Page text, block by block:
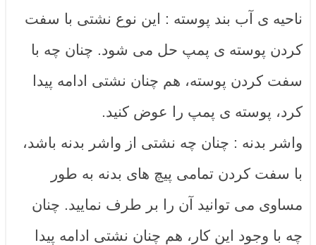
ناحیه ی آب بند پوسته : این نوع نشتی با سفت
کردن پوسته ی پمپ حل می شود. چنان چه با
سفت کردن پوسته، هم چنان نشتی ادامه پیدا
کرد، پوسته ی پمپ را عوض کنید.
واشر بدنه : چنان چه نشتی از واشر بدنه باشد،
با سفت کردن تمامی پیچ های بدنه به طور
مساوی می توانید آن را بر طرف نمایید. چنان
چه با وجود این کار، هم چنان نشتی ادامه پیدا